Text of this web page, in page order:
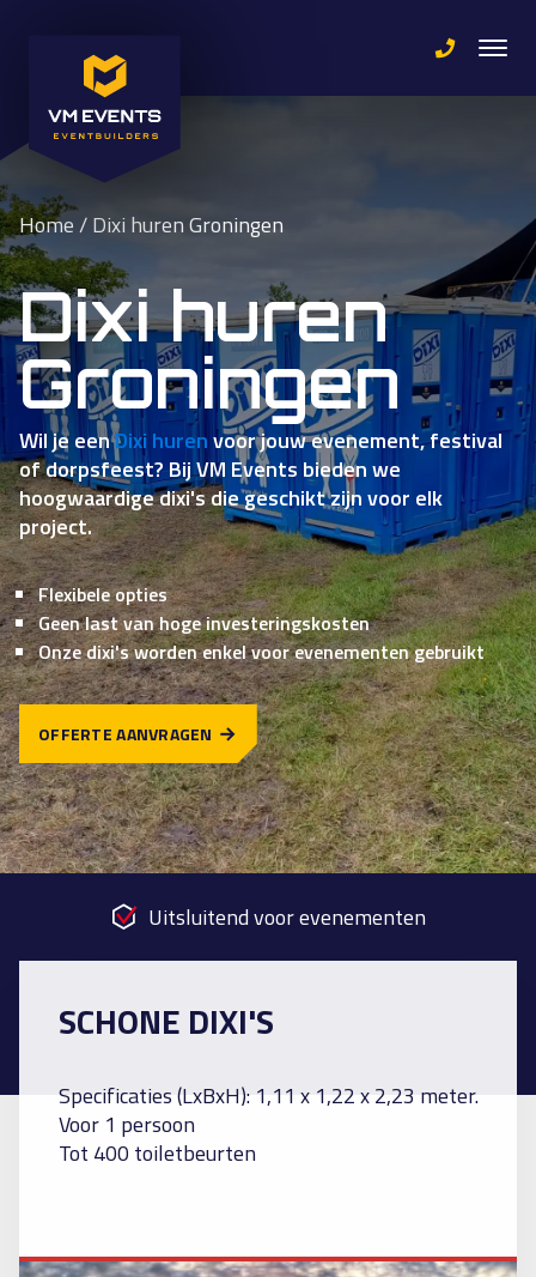
Home/Dixi huren Groningen
Dixi huren
Groningen
Wil je eenDixi hurenvoor jouw evenement, festival
of dorpsfeest? Bij VM Events bieden we
hoogwaardige dixi's die geschikt zijn voor elk
project.
Flexibele opties
Geen last van hoge investeringskosten
Onze dixi's worden enkel voor evenementen gebruikt
OFFERTE AANVRAGEN
Uitsluitend voor evenementen
SCHONE DIXI'S
Specificaties (LxBxH): 1,11 x 1,22 x 2,23 meter.
Voor 1 persoon
Tot 400 toiletbeurten